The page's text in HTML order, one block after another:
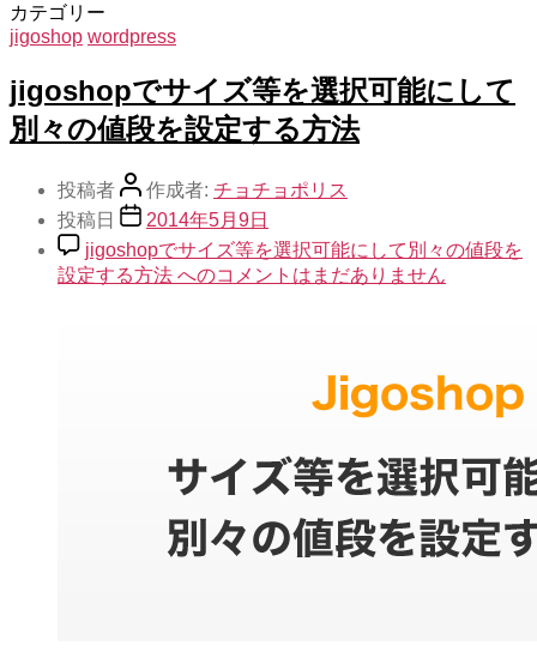
カテゴリー
jigoshop wordpress
jigoshopでサイズ等を選択可能にして
別々の値段を設定する方法
投稿者 作成者: チョチョポリス
投稿日
2014年5月9日
jigoshopでサイズ等を選択可能にして別々の値段を
設定する方法 へのコメントはまだありません